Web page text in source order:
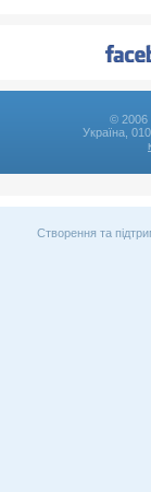
© 2006
Україна,
Створення та